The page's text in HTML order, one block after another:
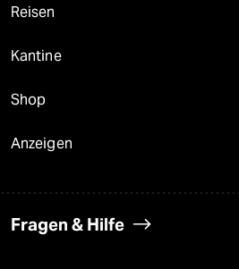
Reisen
Kantine
Shop
Anzeigen
Fragen & Hilfe